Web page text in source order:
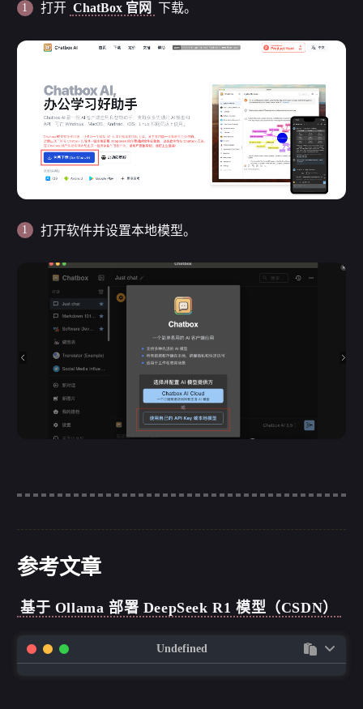
打开 ChatBox 官网 下载。
打开软件并设置本地模型。
参考文章
基于 Ollama 部署 DeepSeek R1 模型（CSDN）
Undefined